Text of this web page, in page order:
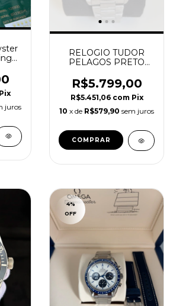
Pix
juros
RELOGIO TUDOR
PELAGOS PRETO
CLONE
R$5.799,00
R$5.451,06 com Pix
10 x de R$579,90 sem juros
4%
OFF